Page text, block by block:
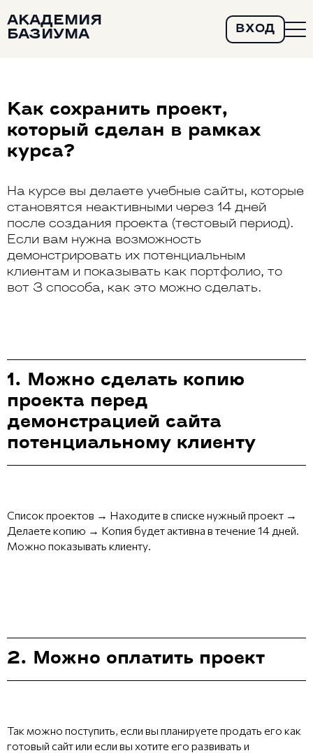
АКАДЕМИЯ
БАЗИУМА
ВХОД
Как сохранить проект,
который сделан в рамках
курса?
На курсе вы делаете учебные сайты, которые
становятся неактивными через 14 дней
после создания проекта (тестовый период).
Если вам нужна возможность
демонстрировать их потенциальным
клиентам и показывать как портфолио, то
вот 3 способа, как это можно сделать.
1. Можно сделать копию
проекта перед
демонстрацией сайта
потенциальному клиенту
Список проектов → Находите в списке нужный проект →
Делаете копию → Копия будет активна в течение 14 дней.
Можно показывать клиенту.
2. Можно оплатить проект
Так можно поступить, если вы планируете продать его как
готовый сайт или если вы хотите его развивать и